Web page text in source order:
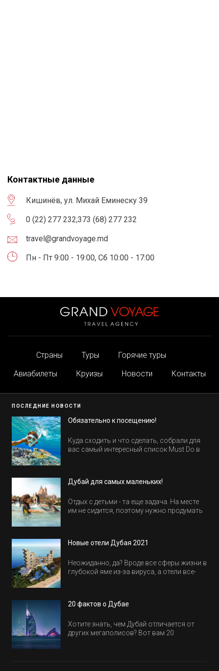
Контактные данные
Кишинёв, ул. Михай Еминеску 39
0 (22) 277 232;373 (68) 277 232
travel@grandvoyage.md
Пн - Пт 9:00 - 19:00, Сб 10:00 - 17:00
Страны Туры
Горячие туры
Авиабилеты
Круизы Новости Контакты
ПОСЛЕДНИЕ НОВОСТИ
Обязательно к посещению!
Куда сходить и что сделать, собрали для
вас самый интересный список Must Do в
Дубай для самых маленьких!
Отдых с детьми - та еще задача. На месте
им не сидится, поэтому нужно продумать
Новые отели Дубая 2021
Неожиданно, да? Вроде все сферы жизни в
глубокой яме из-за вируса, а отели все-
обычно на первые заезды дают промо-
20 фактов о Дубае
Хотите знать, чем Дубай отличается от
других мегаполисов? Вот вам 20